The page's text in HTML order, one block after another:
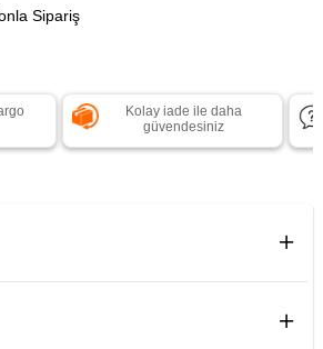
Sipariş
Kolay iade ile daha
güvendesiniz